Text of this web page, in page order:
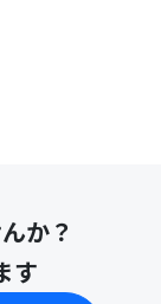
か？
す